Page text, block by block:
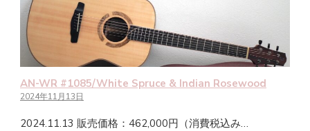
AN-WR #1085/White Spruce & Indian Rosewood
2024年11月13日
2024.11.13 販売価格：462,000円（消費税込み…